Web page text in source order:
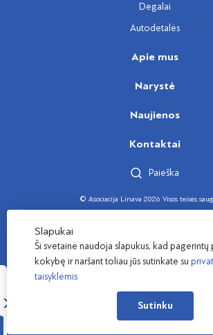
Degalai
Autodetalės
Apie mus
Narystė
Naujienos
Kontaktai
Paieška
© Asociacija Linava 2026 Visos teisės
Slapukai
Ši svetainė naudoja slapukus, kad pagerintų
kokybę ir naršant toliau jūs sutinkate su
taisyklėmis
Sutinku